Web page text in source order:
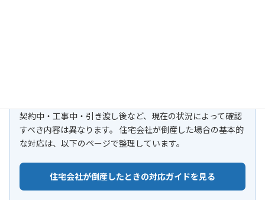
契約中・工事中・引き渡し後など、現在の状況によって確認
すべき内容は異なります。 住宅会社が倒産した場合の基本的
な対応は、以下のページで整理しています。
住宅会社が倒産したときの対応ガイドを見る